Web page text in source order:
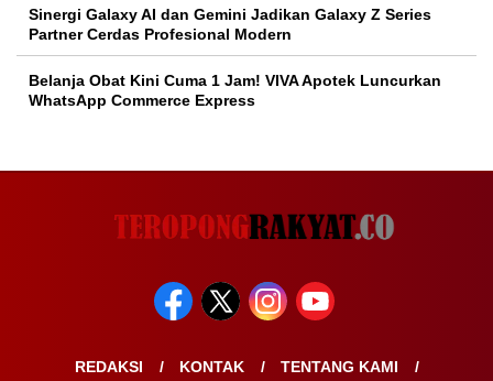
Sinergi Galaxy AI dan Gemini Jadikan Galaxy Z Series
Partner Cerdas Profesional Modern
Belanja Obat Kini Cuma 1 Jam! VIVA Apotek Luncurkan
WhatsApp Commerce Express
REDAKSI KONTAK
TENTANG KAMI